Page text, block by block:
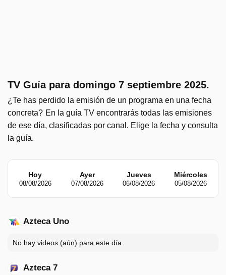
TV Guía para domingo 7 septiembre 2025.
¿Te has perdido la emisión de un programa en una fecha
concreta? En la guía TV encontrarás todas las emisiones
de ese día, clasificadas por canal. Elige la fecha y consulta
la guía.
Hoy
08/08/2026
Ayer
07/08/2026
Jueves
06/08/2026
Miércoles
05/08/2026
Azteca Uno
No hay videos (aún) para este día.
Azteca 7